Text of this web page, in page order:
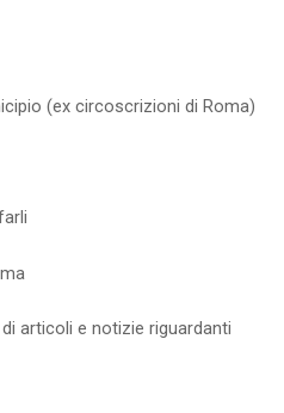
(ex circoscrizioni di Roma)
articoli e notizie riguardanti